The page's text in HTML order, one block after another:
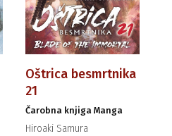
Oštrica besmrtnika
21
Čarobna knjiga Manga
Hiroaki Samura